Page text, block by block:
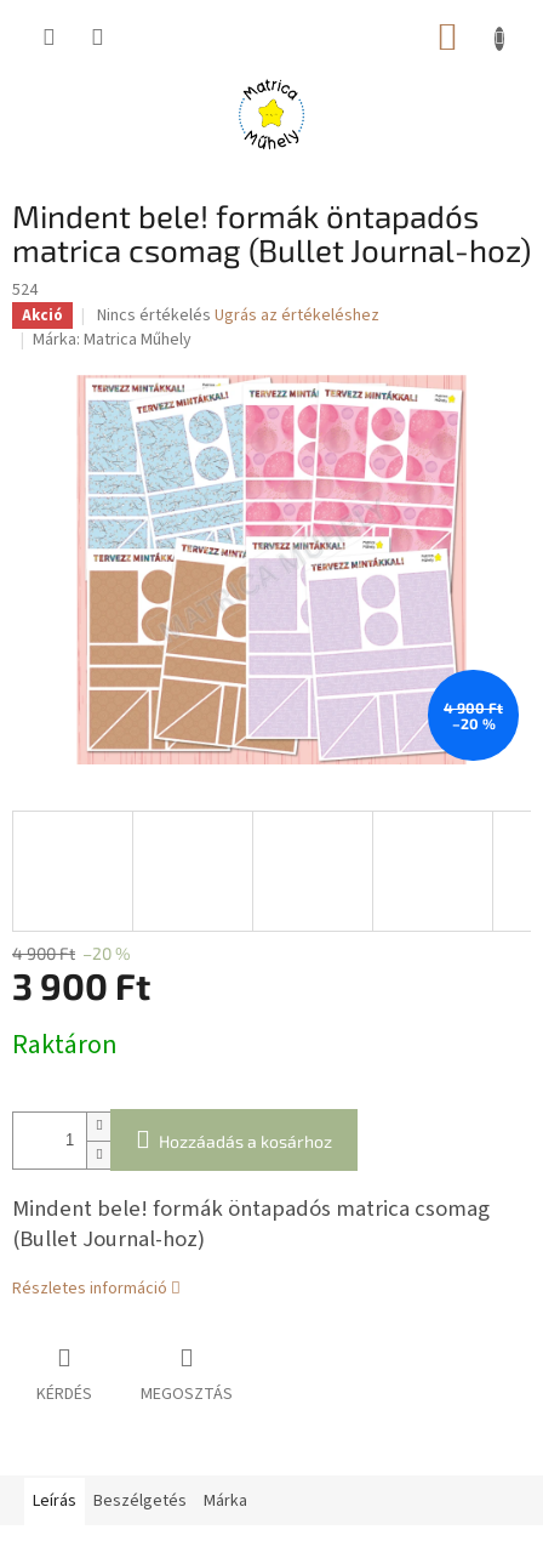
KOSÁR
Mindent bele! formák öntapadós
matrica csomag (Bullet Journal-hoz)
524
Akció
A
termék
értékelése
5-
ből
0,0
csillag.
Nincs értékelés Ugrás az értékeléshez
Márka: Matrica Műhely
4 900 Ft
–20 %
4 900 Ft –20 %
3 900 Ft
Raktáron
Hozzáadás a kosárhoz
Mindent bele! formák öntapadós matrica csomag
(Bullet Journal-hoz)
Részletes információ
KÉRDÉS MEGOSZTÁS
Leírás Beszélgetés Márka